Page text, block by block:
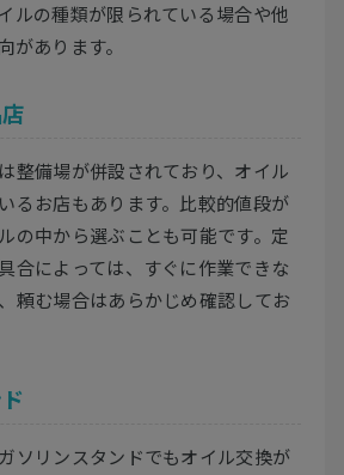
ルの種類が限られている場合や他
があります。
整備場が併設されており、オイル
るお店もあります。比較的値段が
の中から選ぶことも可能です。定
合によっては、すぐに作業できな
頼む場合はあらかじめ確認してお
ソリンスタンドでもオイル交換が